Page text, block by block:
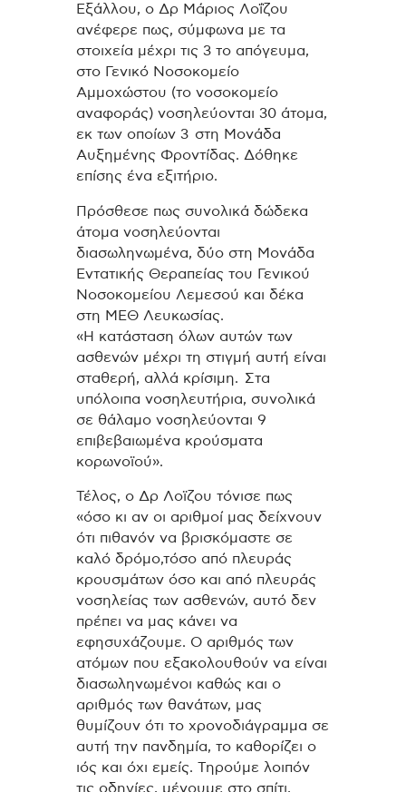
Εξάλλου, ο Δρ Μάριος Λοΐζου
ανέφερε πως, σύμφωνα με τα
στοιχεία μέχρι τις 3 το απόγευμα,
στο Γενικό Νοσοκομείο
Αμμοχώστου (το νοσοκομείο
αναφοράς) νοσηλεύονται 30 άτομα,
εκ των οποίων 3 στη Μονάδα
Αυξημένης Φροντίδας. Δόθηκε
επίσης ένα εξιτήριο.
Πρόσθεσε πως συνολικά δώδεκα
άτομα νοσηλεύονται
διασωληνωμένα, δύο στη Μονάδα
Εντατικής Θεραπείας του Γενικού
Νοσοκομείου Λεμεσού και δέκα
στη ΜΕΘ Λευκωσίας.
«Η κατάσταση όλων αυτών των
ασθενών μέχρι τη στιγμή αυτή είναι
σταθερή, αλλά κρίσιμη. Στα
υπόλοιπα νοσηλευτήρια, συνολικά
σε θάλαμο νοσηλεύονται 9
επιβεβαιωμένα κρούσματα
κορωνοϊού».
Τέλος, ο Δρ Λοϊζου τόνισε πως
«όσο κι αν οι αριθμοί μας δείχνουν
ότι πιθανόν να βρισκόμαστε σε
καλό δρόμο,τόσο από πλευράς
κρουσμάτων όσο και από πλευράς
νοσηλείας των ασθενών, αυτό δεν
πρέπει να μας κάνει να
εφησυχάζουμε. Ο αριθμός των
ατόμων που εξακολουθούν να είναι
διασωληνωμένοι καθώς και ο
αριθμός των θανάτων, μας
θυμίζουν ότι το χρονοδιάγραμμα σε
αυτή την πανδημία, το καθορίζει ο
ιός και όχι εμείς. Τηρούμε λοιπόν
τις οδηγίες, μένουμε στο σπίτι,